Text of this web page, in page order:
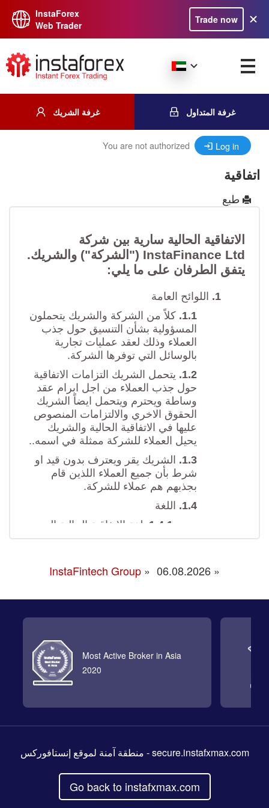
InstaForex
Web Trader
Trade now
غرفة الشريك غرفة المتداول
You are not authorized Log in
اتفاقية
طبع
«
InstaFintech Group » 06.08.2026
Most Active Broker in Asia
2020
secure.instafxmax.com- منطقة آمنة لموقع إنستافوركس
Go back to instafxmax.com